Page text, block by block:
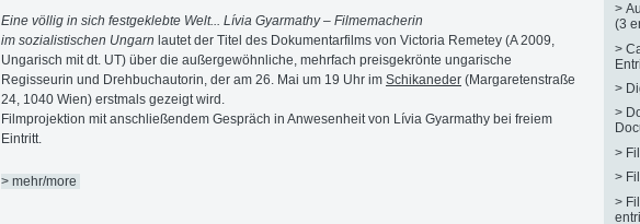
Eine völlig in sich festgeklebte Welt... Lívia Gyarmathy – Filmemacherin
im sozialistischen Ungarn lautet der Titel des Dokumentarfilms von Victoria Remetey (A 2009,
Ungarisch mit dt. UT) über die außergewöhnliche, mehrfach preisgekrönte ungarische
Regisseurin und Drehbuchautorin, der am 26. Mai um 19 Uhr im Schikaneder (Margaretenstraße
24, 1040 Wien) erstmals gezeigt wird.
Filmprojektion mit anschließendem Gespräch in Anwesenheit von Lívia Gyarmathy bei freiem
Eintritt.
> mehr/more
>
(3
>
>
>
>
>
>